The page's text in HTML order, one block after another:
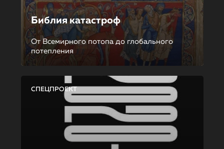
Библия катастроф
От Всемирного потопа до глобального
потепления
СПЕЦПРОЕКТ